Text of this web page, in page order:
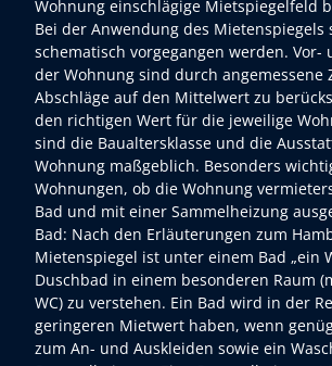
Wohnung einschlägige Mietspiegelfeld
Bei der Anwendung des Mietenspiegels
schematisch vorgegangen werden. Vor-
der Wohnung sind durch angemessene
Abschläge auf den Mittelwert zu
den richtigen Wert für die jeweilige
sind die Baualtersklasse und die
Wohnung maßgeblich. Besonders
Wohnungen, ob die Wohnung
Bad und mit einer Sammelheizung
Bad: Nach den Erläuterungen zum
Mietenspiegel ist unter einem Bad „ein
Duschbad in einem besonderen Raum
WC) zu verstehen. Ein Bad wird in der
geringeren Mietwert haben, wenn
zum An- und Auskleiden sowie ein